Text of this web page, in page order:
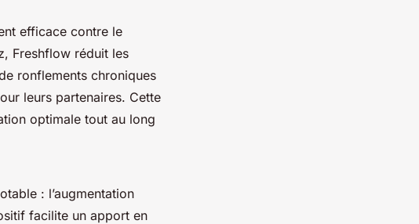
efficace contre le
Freshflow réduit les
ronflements chroniques
leurs partenaires. Cette
optimale tout au long
: l’augmentation
facilite un apport en